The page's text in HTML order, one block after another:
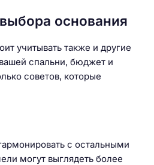
основания
учитывать также и другие
спальни, бюджет и
советов, которые
с остальными
могут выглядеть более